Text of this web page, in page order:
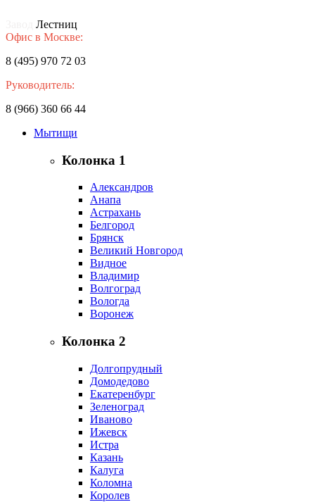
Лестниц
Офис в Москве:
8 (495) 970 72 03
Руководитель:
8 (966) 360 66 44
Мытищи
Колонка 1
Александров
Анапа
Астрахань
Белгород
Брянск
Великий Новгород
Видное
Владимир
Волгоград
Вологда
Воронеж
Колонка 2
Долгопрудный
Домодедово
Екатеренбург
Зеленоград
Иваново
Ижевск
Истра
Казань
Калуга
Коломна
Королев